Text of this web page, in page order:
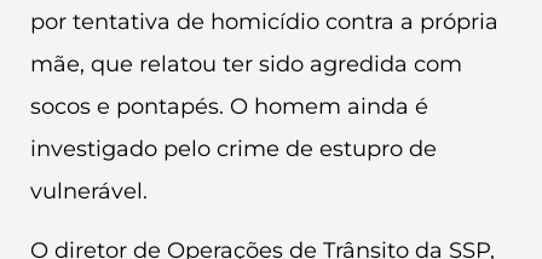
por tentativa de homicídio contra a própria
mãe, que relatou ter sido agredida com
socos e pontapés. O homem ainda é
investigado pelo crime de estupro de
vulnerável.
O diretor de Operações de Trânsito da SSP,